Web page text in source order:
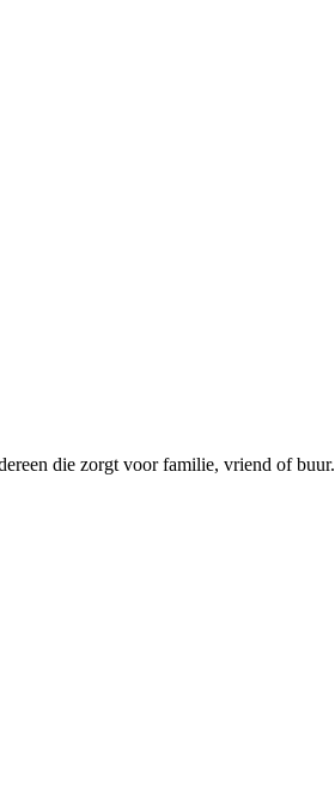
die zorgt voor familie, vriend of buur.